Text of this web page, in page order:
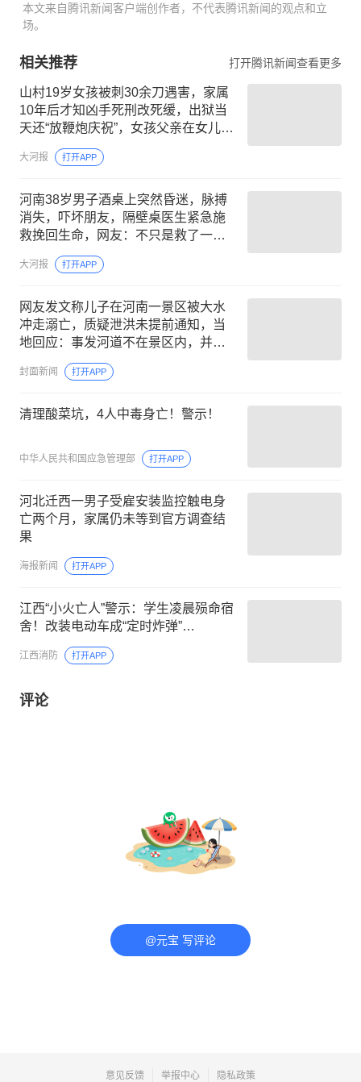
本文来自腾讯新闻客户端创作者，不代表腾讯新闻的观点和立
场。
相关推荐 打开腾讯新闻查看更多
山村19岁女孩被刺30余刀遇害，家属
10年后才知凶手死刑改死缓，出狱当
天还“放鞭炮庆祝”，女孩父亲在女儿坟
前痛哭许久，后抱憾离世
大河报 打开APP
河南38岁男子酒桌上突然昏迷，脉搏
消失，吓坏朋友，隔壁桌医生紧急施
救挽回生命，网友：不只是救了一个
人，更是救了一桌人
大河报 打开APP
网友发文称儿子在河南一景区被大水
冲走溺亡，质疑泄洪未提前通知，当
地回应：事发河道不在景区内，并非
泄洪系突发山洪
封面新闻 打开APP
清理酸菜坑，4人中毒身亡！警示！
中华人民共和国应急管理部 打开APP
河北迁西一男子受雇安装监控触电身
亡两个月，家属仍未等到官方调查结
果
海报新闻 打开APP
江西“小火亡人”警示：学生凌晨殒命宿
舍！改装电动车成“定时炸弹”…
江西消防 打开APP
评论
@元宝 写评论
意见反馈 举报中心 隐私政策